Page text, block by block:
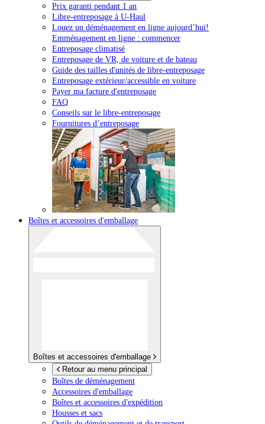
Prix garanti pendant 1 an
Libre-entreposage à U-Haul
Louez un déménagement en ligne aujourd’hui!
Emménagement en ligne : commencer
Entreposage climatisé
Entreposage de VR, de voiture et de bateau
Guide des tailles d'unités de libre-entreposage
Entreposage extérieur/accessible en voiture
Payer ma facture d'entreposage
FAQ
Conseils sur le libre-entreposage
Fournitures d’entreposage
Boîtes et accessoires d'emballage
Boîtes et accessoires d'emballage
Retour au menu principal
Boîtes de déménagement
Accessoires d'emballage
Boîtes et accessoires d'expédition
Housses et sacs